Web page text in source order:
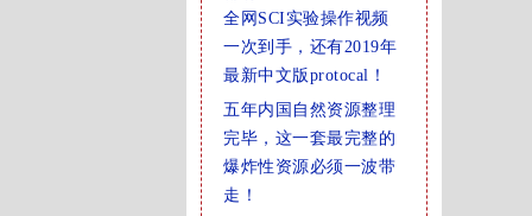
全网SCI实验操作视频
一次到手，还有2019年
最新中文版protocal！
五年内国自然资源整理
完毕，这一套最完整的
爆炸性资源必须一波带
走！